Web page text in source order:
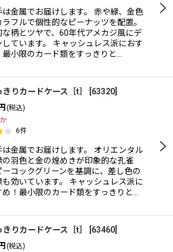
金属でお届けします。 赤や緑、金色
ラフルで個性的なピーナッツを配置。
な柄とツヤで、60年代アメカジ風にデ
しています。 キャッシュレス派におす
小限のカード類をすっきりと…
きりカードケース［t］ [63320]
(税込)
6件
金属でお届けします。 オリエンタル
の羽色と金の煌めきが印象的な孔雀
ーコックグリーンを基調に、差し色の
も効いています。 キャッシュレス派に
め！最小限のカード類をすっきりと…
きりカードケース［t］ 63460
(税込)